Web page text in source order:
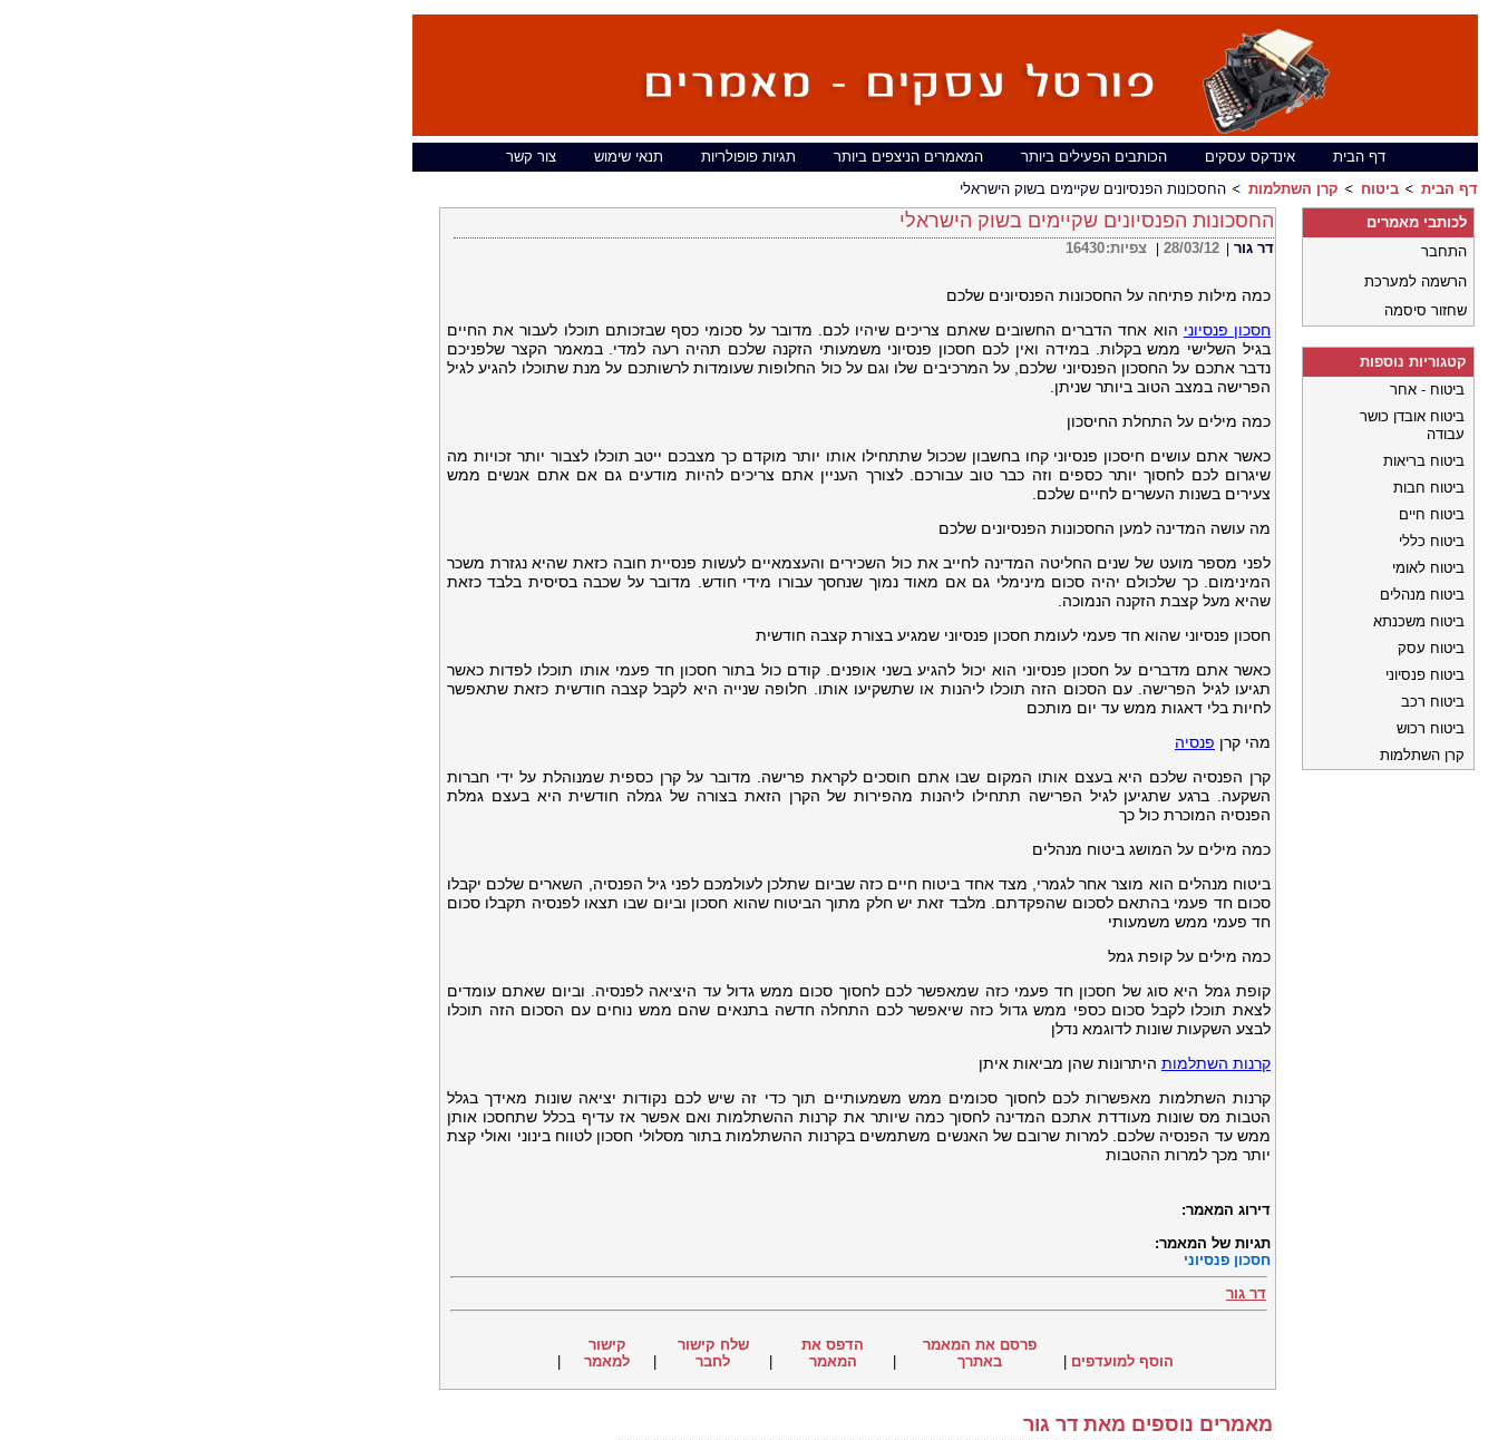
דף הבית אינדקס עסקים הכותבים הפעילים ביותר המאמרים הניצפים ביותר תגיות פופולריות תנאי שימוש
צור קשר
דף הבית
ביטוח קרן השתלמות החסכונות הפנסיונים שקיימים בשוק הישראלי
החסכונות הפנסיונים שקיימים בשוק הישראלי
דר גור 28/03/12 צפיות:16430
כמה מילות פתיחה על החסכונות הפנסיונים שלכם
חסכון פנסיוני הוא אחד הדברים החשובים שאתם צריכים שיהיו לכם. מדובר על סכומי כסף שבזכותם תוכלו לעבור את החיים
בגיל השלישי ממש בקלות. במידה ואין לכם חסכון פנסיוני משמעותי הזקנה שלכם תהיה רעה למדי. במאמר הקצר שלפניכם
נדבר אתכם על החסכון הפנסיוני שלכם, על המרכיבים שלו וגם על כול החלופות שעומדות לרשותכם על מנת שתוכלו להגיע לגיל
הפרישה במצב הטוב ביותר שניתן.
כמה מילים על התחלת החיסכון
כאשר אתם עושים חיסכון פנסיוני קחו בחשבון שככול שתתחילו אותו יותר מוקדם כך מצבכם ייטב תוכלו לצבור יותר זכויות מה
שיגרום לכם לחסוך יותר כספים וזה כבר טוב עבורכם. לצורך העניין אתם צריכים להיות מודעים גם אם אתם אנשים ממש
צעירים בשנות העשרים לחיים שלכם.
מה עושה המדינה למען החסכונות הפנסיונים שלכם
לפני מספר מועט של שנים החליטה המדינה לחייב את כול השכירים והעצמאיים לעשות פנסיית חובה כזאת שהיא נגזרת משכר
המינימום. כך שלכולם יהיה סכום מינימלי גם אם מאוד נמוך שנחסך עבורו מידי חודש. מדובר על שכבה בסיסית בלבד כזאת
שהיא מעל קצבת הזקנה הנמוכה.
חסכון פנסיוני שהוא חד פעמי לעומת חסכון פנסיוני שמגיע בצורת קצבה חודשית
כאשר אתם מדברים על חסכון פנסיוני הוא יכול להגיע בשני אופנים. קודם כול בתור חסכון חד פעמי אותו תוכלו לפדות כאשר
תגיעו לגיל הפרישה. עם הסכום הזה תוכלו ליהנות או שתשקיעו אותו. חלופה שנייה היא לקבל קצבה חודשית כזאת שתאפשר
לחיות בלי דאגות ממש עד יום מותכם
מהי קרן פנסיה
קרן הפנסיה שלכם היא בעצם אותו המקום שבו אתם חוסכים לקראת פרישה. מדובר על קרן כספית שמנוהלת על ידי חברות
השקעה. ברגע שתגיען לגיל הפרישה תתחילו ליהנות מהפירות של הקרן הזאת בצורה של גמלה חודשית היא בעצם גמלת
הפנסיה המוכרת כול כך
כמה מילים על המושג ביטוח מנהלים
ביטוח מנהלים הוא מוצר אחר לגמרי, מצד אחד ביטוח חיים כזה שביום שתלכן לעולמכם לפני גיל הפנסיה, השארים שלכם יקבלו
סכום חד פעמי בהתאם לסכום שהפקדתם. מלבד זאת יש חלק מתוך הביטוח שהוא חסכון וביום שבו תצאו לפנסיה תקבלו סכום
חד פעמי ממש משמעותי
כמה מילים על קופת גמל
קופת גמל היא סוג של חסכון חד פעמי כזה שמאפשר לכם לחסוך סכום ממש גדול עד היציאה לפנסיה. וביום שאתם עומדים
לצאת תוכלו לקבל סכום כספי ממש גדול כזה שיאפשר לכם התחלה חדשה בתנאים שהם ממש נוחים עם הסכום הזה תוכלו
לבצע השקעות שונות לדוגמא נדלן
קרנות השתלמות היתרונות שהן מביאות איתן
קרנות השתלמות מאפשרות לכם לחסוך סכומים ממש משמעותיים תוך כדי זה שיש לכם נקודות יציאה שונות מאידך בגלל
הטבות מס שונות מעודדת אתכם המדינה לחסוך כמה שיותר את קרנות ההשתלמות ואם אפשר אז עדיף בכלל שתחסכו אותן
ממש עד הפנסיה שלכם. למרות שרובם של האנשים משתמשים בקרנות ההשתלמות בתור מסלולי חסכון לטווח בינוני ואולי קצת
יותר מכך למרות ההטבות
דירוג המאמר:
תגיות של המאמר:
חסכון פנסיוני
דר גור
הוסף למועדפים |
פרסם את המאמר
באתרך
|
הדפס את
המאמר
|
שלח קישור
לחבר
|
קישור
למאמר
|
מאמרים נוספים מאת דר גור
לכותבי מאמרים
התחבר
הרשמה למערכת
שחזור סיסמה
קטגוריות נוספות
ביטוח - אחר
ביטוח אובדן כושר
עבודה
ביטוח בריאות
ביטוח חבות
ביטוח חיים
ביטוח כללי
ביטוח לאומי
ביטוח מנהלים
ביטוח משכנתא
ביטוח עסק
ביטוח פנסיוני
ביטוח רכב
ביטוח רכוש
קרן השתלמות